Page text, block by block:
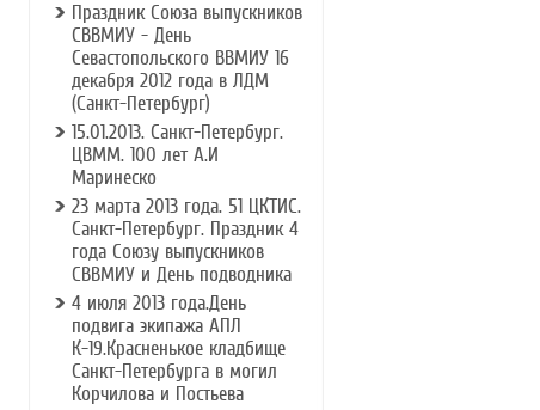
Праздник Союза выпускников
СВВМИУ - День
Севастопольского ВВМИУ 16
декабря 2012 года в ЛДМ
(Санкт-Петербург)
15.01.2013. Санкт-Петербург.
ЦВММ. 100 лет А.И
Маринеско
23 марта 2013 года. 51 ЦКТИС.
Санкт-Петербург. Праздник 4
года Союзу выпускников
СВВМИУ и День подводника
4 июля 2013 года.День
подвига экипажа АПЛ
К-19.Красненькое кладбище
Санкт-Петербурга в могил
Корчилова и Постьева